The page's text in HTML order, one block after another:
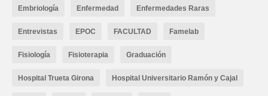
Embriología Enfermedad Enfermedades Raras
Entrevistas EPOC FACULTAD Famelab
Fisiología Fisioterapia Graduación
Hospital Trueta Girona Hospital Universitario Ramón y Cajal